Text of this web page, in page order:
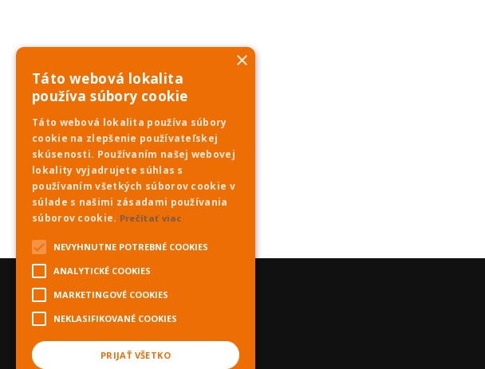
×
Táto webová lokalita
používa súbory cookie
Táto webová lokalita používa súbory
cookie na zlepšenie používateľskej
skúsenosti. Používaním našej webovej
lokality vyjadrujete súhlas s
používaním všetkých súborov cookie v
súlade s našimi zásadami používania
súborov cookie. Prečítať viac
NEVYHNUTNE POTREBNÉ COOKIES
ANALYTICKÉ COOKIES
MARKETINGOVÉ COOKIES
NEKLASIFIKOVANÉ COOKIES
PRIJAŤ VŠETKO